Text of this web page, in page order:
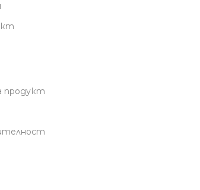
продукт